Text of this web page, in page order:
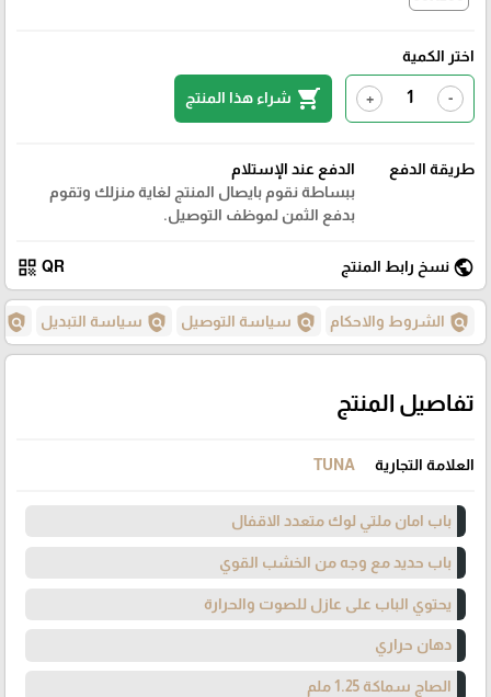
اختر الكمية
-
+
shopping_cart شراء هذا المنتج
طريقة الدفع
الدفع عند الإستلام
ببساطة نقوم بايصال المنتج لغاية منزلك وتقوم
بدفع الثمن لموظف التوصيل.
public نسخ رابط المنتج QR
qr_code
policy الشروط والاحكام policy سياسة التوصيل policy سياسة التبديل policy
تفاصيل المنتج
العلامة التجارية TUNA
باب امان ملتي لوك متعدد الاقفال
باب حديد مع وجه من الخشب القوي
يحتوي الباب على عازل للصوت والحرارة
دهان حراري
الصاج سماكة 1.25 ملم